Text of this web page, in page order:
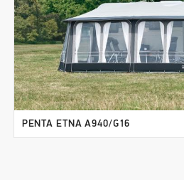
PENTA ETNA A940/G16